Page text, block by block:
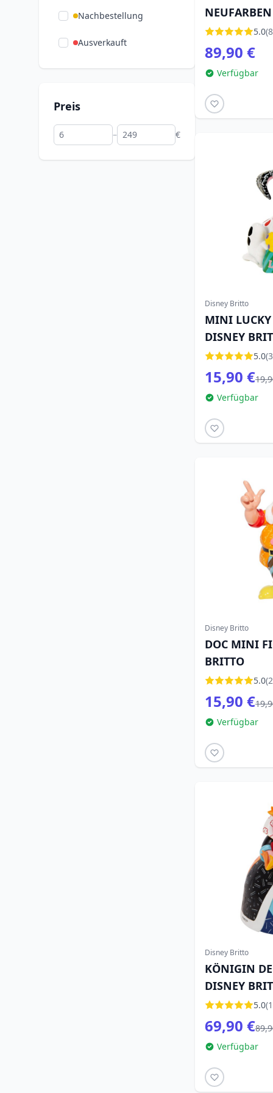
Nachbestellung
Ausverkauft
Preis
– €
5.0
89,90 €
Verfügbar
Disney Britto
MINI LUCKY
DISNEY
5.0
15,90 €
Verfügbar
Disney Britto
DOC MINI
BRITTO
5.0
15,90 €
Verfügbar
Disney Britto
KÖNIGIN
DISNEY
5.0
69,90 €
Verfügbar